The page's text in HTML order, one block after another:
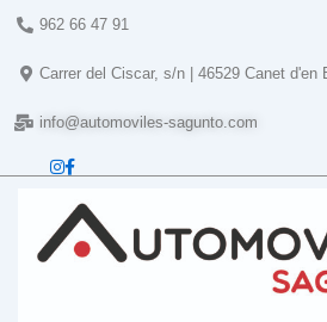
contenido
962 66 47 91
Carrer del Ciscar, s/n | 46529 Canet d'en
info@automoviles-sagunto.com